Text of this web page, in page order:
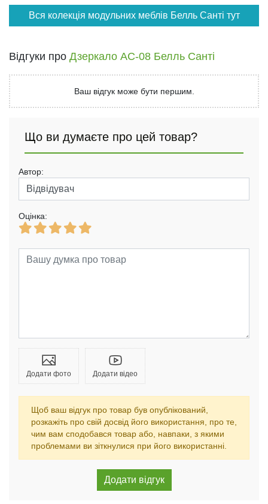
Вся колекція модульних меблів Белль Санті тут
Відгуки про Дзеркало АС-08 Белль Санті
Ваш відгук може бути першим.
Що ви думаєте про цей товар?
Автор:
Оцінка:
Додати фото Додати відео
Щоб ваш відгук про товар був опублікований,
розкажіть про свій досвід його використання, про те,
чим вам сподобався товар або, навпаки, з якими
проблемами ви зіткнулися при його використанні.